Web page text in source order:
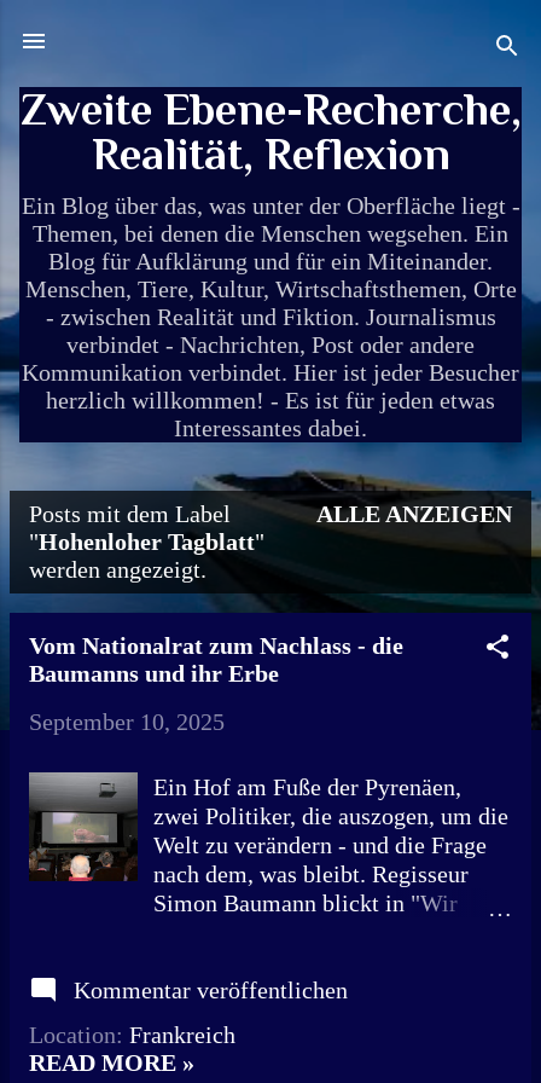
Zweite Ebene-Recherche,
Realität, Reflexion
Ein Blog über das, was unter der Oberfläche liegt -
Themen, bei denen die Menschen wegsehen. Ein
Blog für Aufklärung und für ein Miteinander.
Menschen, Tiere, Kultur, Wirtschaftsthemen, Orte
- zwischen Realität und Fiktion. Journalismus
verbindet - Nachrichten, Post oder andere
Kommunikation verbindet. Hier ist jeder Besucher
herzlich willkommen! - Es ist für jeden etwas
Interessantes dabei.
P
s
Posts mit dem Label
"Hohenloher Tagblatt"
werden angezeigt.
ALLE ANZEIGEN
Vom Nationalrat zum Nachlass - die
Baumanns und ihr Erbe
September 10, 2025
Ein Hof am Fuße der Pyrenäen,
zwei Politiker, die auszogen, um die
Welt zu verändern - und die Frage
nach dem, was bleibt. Regisseur
Simon Baumann blickt in "Wir
Loslassens. „Ich habe an meinen
reden konnten“, sagt Regisseur und
Filmemacher Simon Baumann in
Kommentar veröffentlichen
Location: Frankreich
READ MORE »